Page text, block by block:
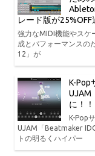
レード版が25%OFF
強力なMIDI機能やスケ
成とパフォーマンスの
12」が
K-Pop
UJAM
に！！
K-Pop
UJAM「Beatmaker
トの明るくハイパー